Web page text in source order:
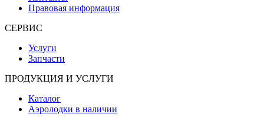
Правовая информация
СЕРВИС
Услуги
Запчасти
ПРОДУКЦИЯ И УСЛУГИ
Каталог
Аэролодки в наличии